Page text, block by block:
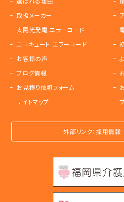
取扱メーカー
太陽光発電 エラーコード
エコキュート エラーコード
お客様の声
ブログ情報
お見積り依頼フォーム
サイトマップ
外部リンク：採用情報